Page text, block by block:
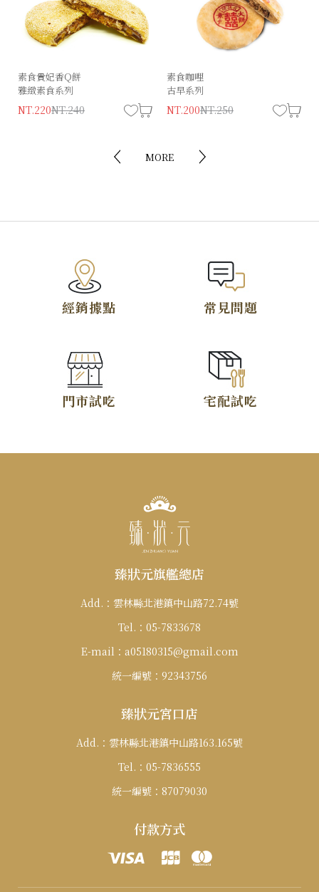
素食貴妃香Q餅
雅緻素食系列
NT.220NT.240
素食咖哩
古早系列
NT.200NT.250
經典狀元（葷）
NT.230NT.280
精饌狀元餅
古早味系列
NT.180NT.220
MORE
經銷據點 常見問題
門市試吃 宅配試吃
臻狀元旗艦總店
Add.： 雲林縣北港鎮中山路72.74號
Tel.： 05-7833678
E-mail： a05180315@gmail.com
統一編號： 92343756
臻狀元宮口店
Add.： 雲林縣北港鎮中山路163.165號
Tel.： 05-7836555
統一編號： 87079030
付款方式
僅必需的 同意